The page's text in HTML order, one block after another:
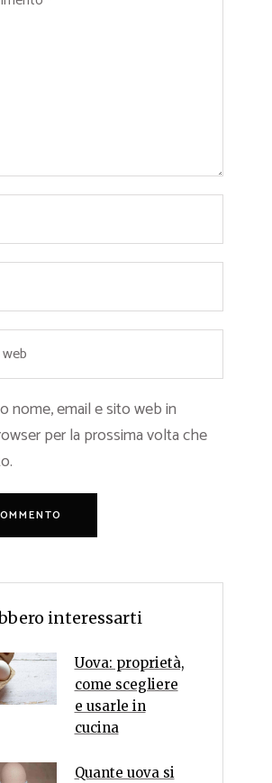
nome, email e sito web in
per la prossima volta che
interessarti
Uova: proprietà,
come scegliere
e usarle in
cucina
Quante uova si